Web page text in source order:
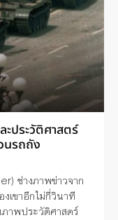
ประวัติศาสตร์
นรถถัง
ช่างภาพข่าวจาก
เขาอีกไม่กี่วินาที
าพประวัติศาสตร์